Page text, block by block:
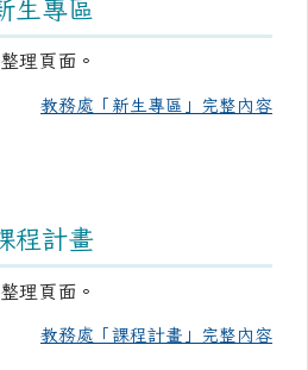
生專區
理頁面。
教務處「新生專區」完整內容
程計畫
理頁面。
教務處「課程計畫」完整內容